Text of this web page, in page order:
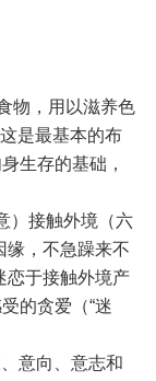
物，用以滋养色
是最基本的布
生存的基础，
）接触外境（六
缘，不急躁来不
恋于接触外境产
的贪爱（“迷
意向、意志和